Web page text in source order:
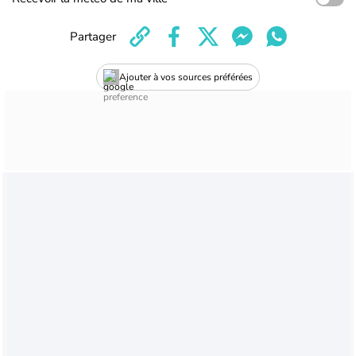
Ajouter à vos sources préférées
Partager